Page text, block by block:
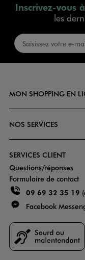
Inscrivez-vous
les
MON SHOPPING EN
NOS SERVICES
SERVICES CLIENT
Questions/réponses
Formulaire de contact
09 69 32 35 19
Facebook